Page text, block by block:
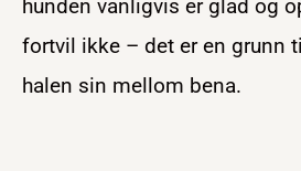
hunden vanligvis er glad og
fortvil ikke – det er en grunn
halen sin mellom bena.